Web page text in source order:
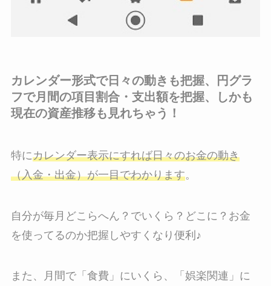
カレンダー形式で日々の動きも把握、円グラ
フで月間の項目割合・支出額を把握、しかも
現在の資産推移も見れちゃう！
特にカレンダー表示にすれば日々のお金の動き
（入金・出金）が一目でわかります。
自分が毎月どこらへん？でいくら？どこに？お金
を使ってるのか把握しやすくなり便利♪
また、月間で「食費」にいくら、「娯楽関連」に